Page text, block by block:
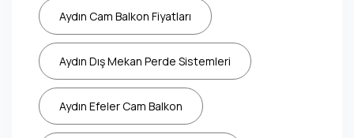
Aydın Cam Balkon Fiyatları
Aydın Dış Mekan Perde Sistemleri
Aydın Efeler Cam Balkon